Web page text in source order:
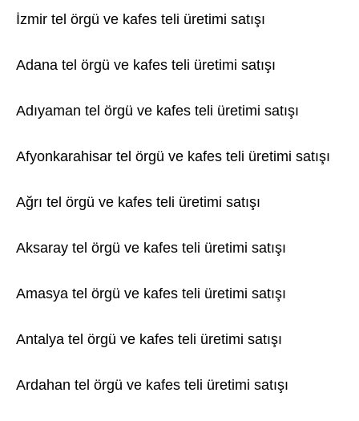
İzmir tel örgü ve kafes teli üretimi satışı
Adana tel örgü ve kafes teli üretimi satışı
Adıyaman tel örgü ve kafes teli üretimi satışı
Afyonkarahisar tel örgü ve kafes teli üretimi satışı
Ağrı tel örgü ve kafes teli üretimi satışı
Aksaray tel örgü ve kafes teli üretimi satışı
Amasya tel örgü ve kafes teli üretimi satışı
Antalya tel örgü ve kafes teli üretimi satışı
Ardahan tel örgü ve kafes teli üretimi satışı